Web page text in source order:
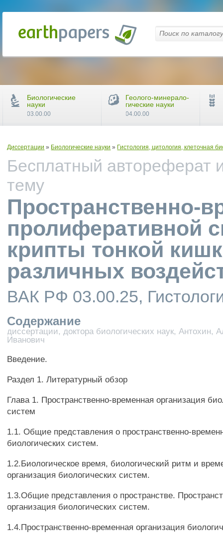
Диссертации » Биологические науки » Гистология, цитология, клеточная
Бесплатный автореферат
тему
Пространственно-
пролиферативной
крипты тонкой
различных
ВАК РФ 03.00.25,
Содержание
диссертации, доктора биологических наук, Антохин,
Иванович
Введение.
Раздел 1. Литературный обзор
Глава 1. Пространственно-временная организация
систем
1.1. Общие представления о пространственно-
биологических систем.
1.2.Биологическое время, биологический ритм и
организация биологических систем.
1.3.Общие представления о пространстве.
организация биологических систем.
1.4.Пространственно-временная организация
Биологические
науки
03.00.00
Геолого-минерало-
гические науки
04.00.00